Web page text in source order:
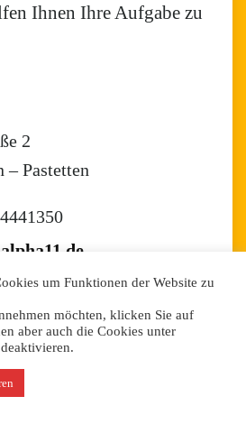
Ihnen Ihre Aufgabe zu
2
– Pastetten
um Funktionen der Website zu
möchten, klicken Sie auf
aber auch die Cookies unter